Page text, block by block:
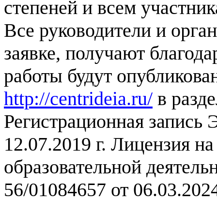
степеней и всем
Все руководители и
заявке, получают
работы будут
http://centrideia.ru/ в
Регистрационная
12.07.2019 г. Лицензия
образовательной
56/01084657 от